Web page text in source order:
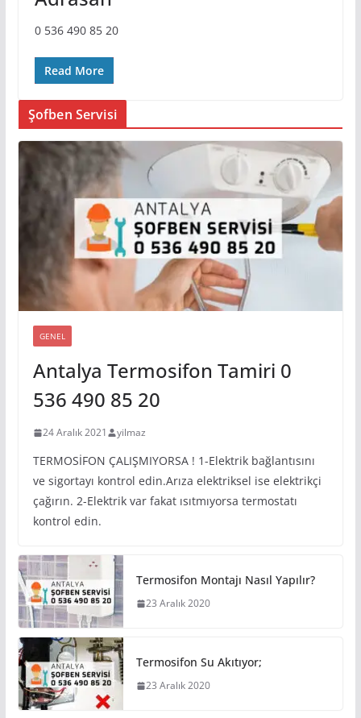
0 536 490 85 20
Read More
Şofben Servisi
GENEL
Antalya Termosifon Tamiri 0
536 490 85 20
24 Aralık 2021 yilmaz
TERMOSİFON ÇALIŞMIYORSA ! 1-Elektrik bağlantısını
ve sigortayı kontrol edin.Arıza elektriksel ise elektrikçi
çağırın. 2-Elektrik var fakat ısıtmıyorsa termostatı
kontrol edin.
Termosifon Montajı Nasıl Yapılır?
23 Aralık 2020
Termosifon Su Akıtıyor;
23 Aralık 2020